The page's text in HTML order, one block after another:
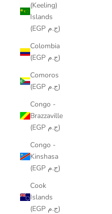
(Keeling)
Islands
(EGP ج.م)
Colombia
(EGP ج.م)
Comoros
(EGP ج.م)
Congo -
Brazzaville
(EGP ج.م)
Congo -
Kinshasa
(EGP ج.م)
Cook
Islands
(EGP ج.م)